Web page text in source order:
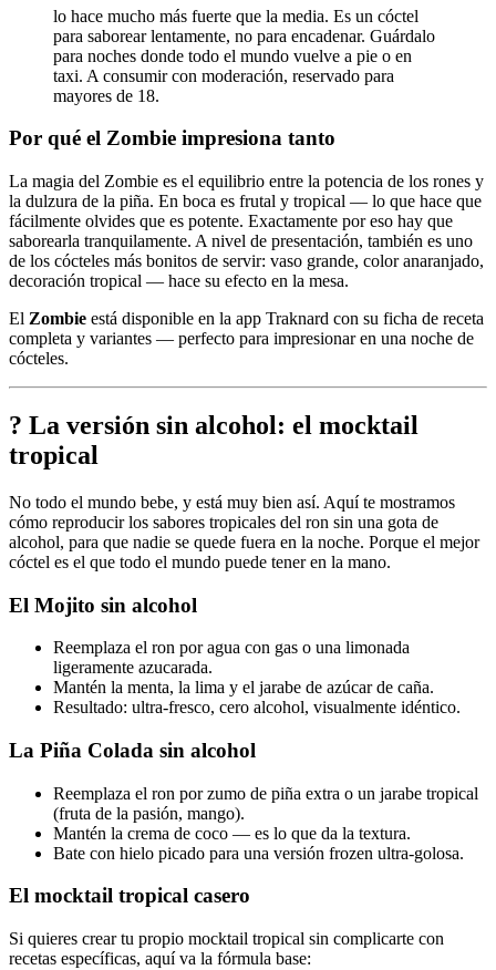
lo hace mucho más fuerte que la media. Es un cóctel
para saborear lentamente, no para encadenar. Guárdalo
para noches donde todo el mundo vuelve a pie o en
taxi. A consumir con moderación, reservado para
mayores de 18.
Por qué el Zombie impresiona tanto
La magia del Zombie es el equilibrio entre la potencia de los rones y
la dulzura de la piña. En boca es frutal y tropical — lo que hace que
fácilmente olvides que es potente. Exactamente por eso hay que
saborearla tranquilamente. A nivel de presentación, también es uno
de los cócteles más bonitos de servir: vaso grande, color anaranjado,
decoración tropical — hace su efecto en la mesa.
El Zombie está disponible en la app Traknard con su ficha de receta
completa y variantes — perfecto para impresionar en una noche de
cócteles.
? La versión sin alcohol: el mocktail
tropical
No todo el mundo bebe, y está muy bien así. Aquí te mostramos
cómo reproducir los sabores tropicales del ron sin una gota de
alcohol, para que nadie se quede fuera en la noche. Porque el mejor
cóctel es el que todo el mundo puede tener en la mano.
El Mojito sin alcohol
Reemplaza el ron por agua con gas o una limonada
ligeramente azucarada.
Mantén la menta, la lima y el jarabe de azúcar de caña.
Resultado: ultra-fresco, cero alcohol, visualmente idéntico.
La Piña Colada sin alcohol
Reemplaza el ron por zumo de piña extra o un jarabe tropical
(fruta de la pasión, mango).
Mantén la crema de coco — es lo que da la textura.
Bate con hielo picado para una versión frozen ultra-golosa.
El mocktail tropical casero
Si quieres crear tu propio mocktail tropical sin complicarte con
recetas específicas, aquí va la fórmula base: